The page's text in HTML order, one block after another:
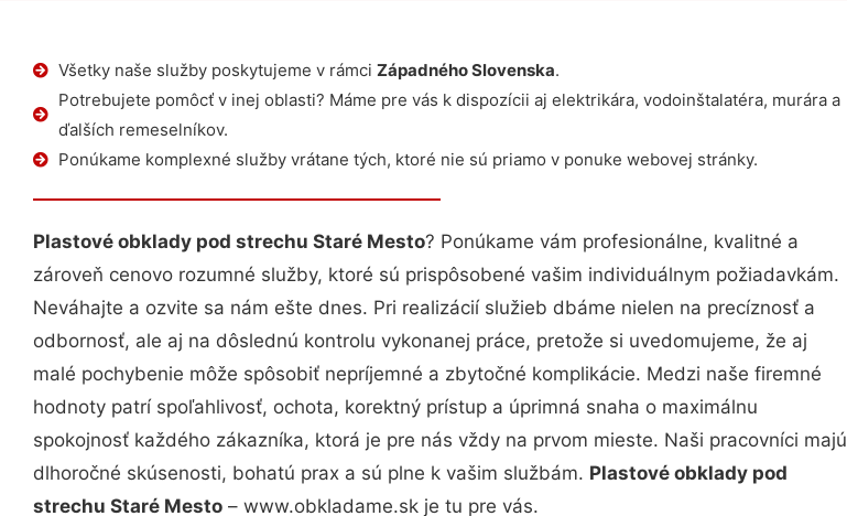
Všetky naše služby poskytujeme v rámci Západného Slovenska.
Potrebujete pomôcť v inej oblasti? Máme pre vás k dispozícii aj elektrikára, vodoinštalatéra, murára a
ďalších remeselníkov.
Ponúkame komplexné služby vrátane tých, ktoré nie sú priamo v ponuke webovej stránky.
Plastové obklady pod strechu Staré Mesto? Ponúkame vám profesionálne, kvalitné a
zároveň cenovo rozumné služby, ktoré sú prispôsobené vašim individuálnym požiadavkám.
Neváhajte a ozvite sa nám ešte dnes. Pri realizácií služieb dbáme nielen na precíznosť a
odbornosť, ale aj na dôslednú kontrolu vykonanej práce, pretože si uvedomujeme, že aj
malé pochybenie môže spôsobiť nepríjemné a zbytočné komplikácie. Medzi naše firemné
hodnoty patrí spoľahlivosť, ochota, korektný prístup a úprimná snaha o maximálnu
spokojnosť každého zákazníka, ktorá je pre nás vždy na prvom mieste. Naši pracovníci majú
dlhoročné skúsenosti, bohatú prax a sú plne k vašim službám. Plastové obklady pod
strechu Staré Mesto – www.obkladame.sk je tu pre vás.